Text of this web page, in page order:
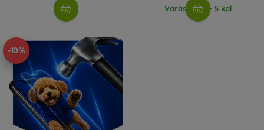
Varastossa > 5 kpl
-10%